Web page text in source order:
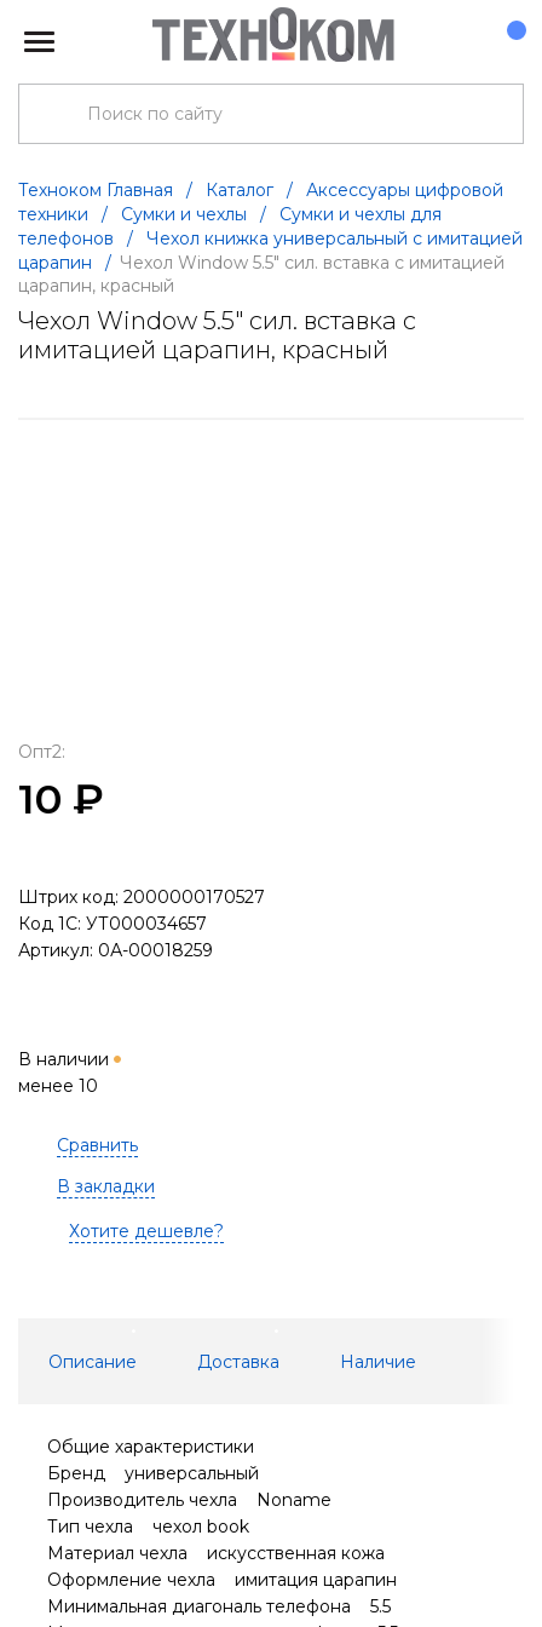
Техноком Главная / Каталог /
Аксессуары цифровой
техники
/ Сумки и чехлы /
Сумки и чехлы для
телефонов
/
Чехол книжка универсальный с имитацией
царапин
/ Чехол Window 5.5" сил. вставка с имитацией
царапин, красный
Чехол Window 5.5" сил. вставка с
имитацией царапин, красный
Опт2:
10 ₽
Штрих код: 2000000170527
Код 1С: УТ000034657
Артикул: 0А-00018259
В наличии
менее 10
Сравнить
В закладки
Хотите дешевле?
Описание Доставка Наличие
Общие характеристики
Бренд универсальный
Производитель чехла Noname
Тип чехла чехол book
Материал чехла искусственная кожа
Оформление чехла имитация царапин
Минимальная диагональ телефона 5.5